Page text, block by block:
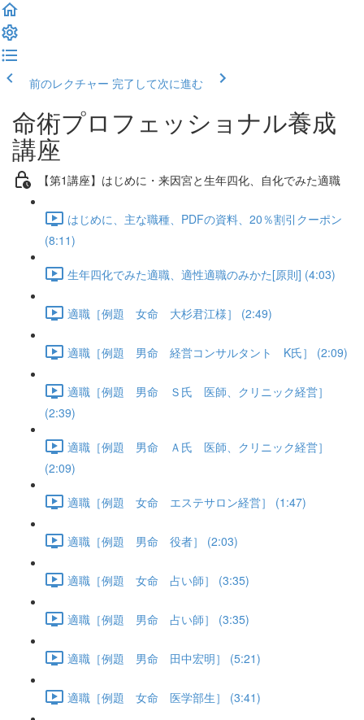
前のレクチャー 完了して次に進む
命術プロフェッショナル養成
講座
【第1講座】はじめに・来因宮と生年四化、自化でみた適職
はじめに、主な職種、PDFの資料、20％割引クーポン
(8:11)
生年四化でみた適職、適性適職のみかた[原則] (4:03)
適職［例題 女命 大杉君江様］ (2:49)
適職［例題 男命 経営コンサルタント K氏］ (2:09)
適職［例題 男命 Ｓ氏 医師、クリニック経営］
(2:39)
適職［例題 男命 Ａ氏 医師、クリニック経営］
(2:09)
適職［例題 女命 エステサロン経営］ (1:47)
適職［例題 男命 役者］ (2:03)
適職［例題 女命 占い師］ (3:35)
適職［例題 男命 占い師］ (3:35)
適職［例題 男命 田中宏明］ (5:21)
適職［例題 女命 医学部生］ (3:41)